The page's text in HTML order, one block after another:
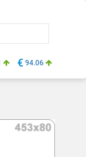
€ 94.06